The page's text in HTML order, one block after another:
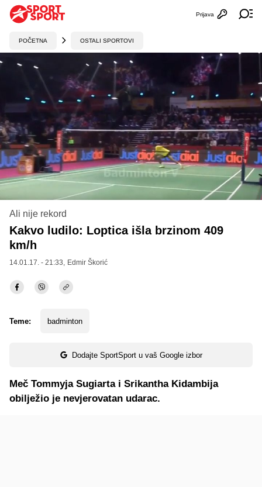
Otvori
Prijava
POČETNA OSTALI SPORTOVI
Ali nije rekord
Kakvo ludilo: Loptica išla brzinom 409
km/h
14.01.17. - 21:33, Edmir Škorić
Teme: badminton
Dodajte SportSport u vaš Google izbor
Meč Tommyja Sugiarta i Srikantha Kidambija
obilježio je nevjerovatan udarac.